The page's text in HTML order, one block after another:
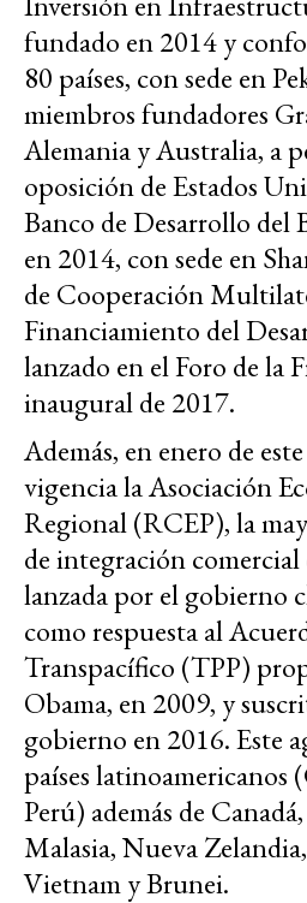
fundado en 2014 y
80 países, con sede en
miembros fundadores
Alemania y Australia, a
oposición de Estados
Banco de Desarrollo del
en 2014, con sede en
de Cooperación
Financiamiento del
lanzado en el Foro de la
inaugural de 2017.
Además, en enero de
vigencia la Asociación
Regional (RCEP), la
de integración
lanzada por el gobierno
como respuesta al
Transpacífico (TPP)
Obama, en 2009, y
gobierno en 2016. Este
países latinoamericanos
Perú) además de
Malasia, Nueva
Vietnam y Brunei.